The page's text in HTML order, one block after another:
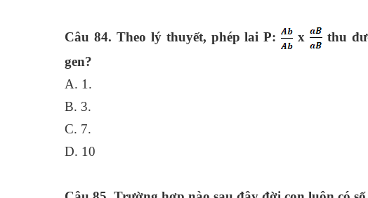
Câu 84. Theo lý thuyết, phép lai P: x thu
gen?
A. 1.
B. 3.
C. 7.
D. 10